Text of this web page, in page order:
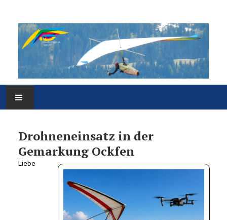
VEREIN
FLUGGELÄNDE
Drohneneinsatz in der
Gemarkung Ockfen
Liebe